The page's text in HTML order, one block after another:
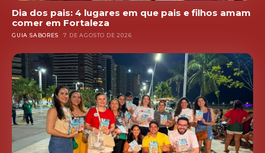
Dia dos pais: 4 lugares em que pais e filhos amam
comer em Fortaleza
GUIA SABORES 7 DE AGOSTO DE 2026